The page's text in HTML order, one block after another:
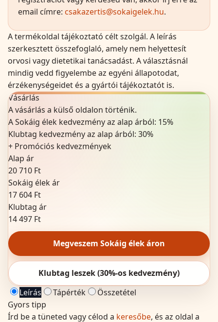
email címre: csakazertis@sokaigelek.hu.
A termékoldal tájékoztató célt szolgál. A leírás
szerkesztett összefoglaló, amely nem helyettesít
orvosi vagy dietetikai tanácsadást. A választásnál
mindig vedd figyelembe az egyéni állapotodat,
érzékenységeidet és a gyártói tájékoztatót is.
Vásárlás
A vásárlás a külső oldalon történik.
A Sokáig élek kedvezmény az alap árból: 15%
Klubtag kedvezmény az alap árból: 30%
+ Promóciós kedvezmények
Alap ár
20 710 Ft
Sokáig élek ár
17 604 Ft
Klubtag ár
14 497 Ft
Megveszem Sokáig élek áron
Klubtag leszek (30%-os kedvezmény)
Leírás
Tápérték
Összetétel
Gyors tipp
Írd be a tüneted vagy célod a keresőbe, és az oldal a